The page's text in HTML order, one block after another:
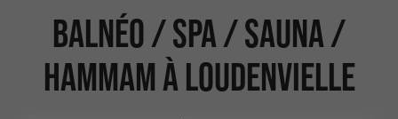
Balnéo / Spa / Sauna /
Hammam à Loudenvielle